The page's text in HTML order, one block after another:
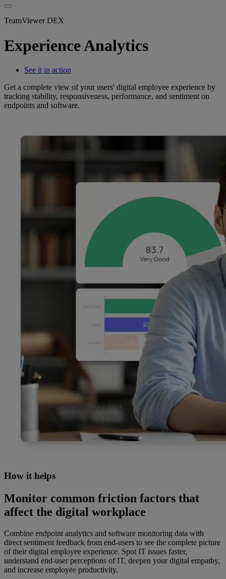
TeamViewer DEX
Experience Analytics
See it in action
Get a complete view of your users' digital employee experience by
tracking stability, responsiveness, performance, and sentiment on
endpoints and software.
How it helps
Monitor common friction factors that
affect the digital workplace
Combine endpoint analytics and software monitoring data with
direct sentiment feedback from end-users to see the complete picture
of their digital employee experience. Spot IT issues faster,
understand end-user perceptions of IT, deepen your digital empathy,
and increase employee productivity.